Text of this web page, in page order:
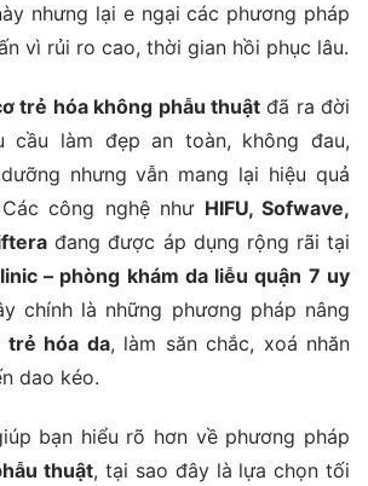
nhưng lại e ngại các phương pháp
vì rủi ro cao, thời gian hồi phục lâu.
trẻ hóa không phẫu thuậtđã ra đời
cầu làm đẹp an toàn, không đau,
nhưng vẫn mang lại hiệu quả
công nghệ như HIFU, Sofwave,
đang được áp dụng rộng rãi tại
– phòng khám da liễu quận 7 uy
chính là những phương pháp nâng
trẻ hóa da, làm săn chắc, xoá nhăn
dao kéo.
bạn hiểu rõ hơn về phương pháp
thuật, tại sao đây là lựa chọn tối